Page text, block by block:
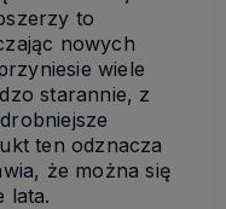
to
nowych
wiele
starannie, z
ten odznacza
że można się
lata.